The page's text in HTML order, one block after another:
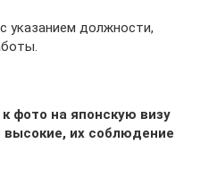
указанием должности,
фото на японскую визу
высокие, их соблюдение